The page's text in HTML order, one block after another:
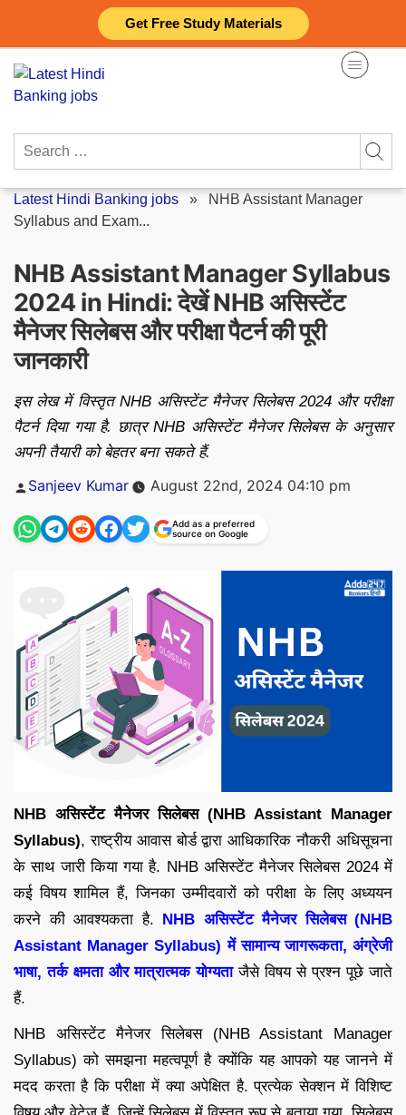
Get Free Study Materials
content
Search
Latest Hindi Banking jobs » NHB Assistant Manager
Syllabus and Exam...
NHB Assistant Manager Syllabus
2024 in Hindi: देखें NHB असिस्टेंट
मैनेजर सिलेबस और परीक्षा पैटर्न की पूरी
जानकारी
इस लेख में विस्तृत NHB असिस्टेंट मैनेजर सिलेबस 2024 और परीक्षा
पैटर्न दिया गया है. छात्र NHB असिस्टेंट मैनेजर सिलेबस के अनुसार
अपनी तैयारी को बेहतर बना सकते हैं.
Posted
Sanjeev Kumar August 22nd, 2024 04:10 pm
Add as a preferred
source on Google
NHB असिस्टेंट मैनेजर सिलेबस (NHB Assistant Manager
Syllabus), राष्ट्रीय आवास बोर्ड द्वारा आधिकारिक नौकरी अधिसूचना
के साथ जारी किया गया है. NHB असिस्टेंट मैनेजर सिलेबस 2024 में
कई विषय शामिल हैं, जिनका उम्मीदवारों को परीक्षा के लिए अध्ययन
करने की आवश्यकता है. NHB असिस्टेंट मैनेजर सिलेबस (NHB
Assistant Manager Syllabus) में सामान्य जागरूकता, अंग्रेजी
भाषा, तर्क क्षमता और मात्रात्मक योग्यताजैसे विषय से प्रश्न पूछे जाते
हैं.
NHB असिस्टेंट मैनेजर सिलेबस (NHB Assistant Manager
Syllabus) को समझना महत्वपूर्ण है क्योंकि यह आपको यह जानने में
मदद करता है कि परीक्षा में क्या अपेक्षित है. प्रत्येक सेक्शन में विशिष्ट